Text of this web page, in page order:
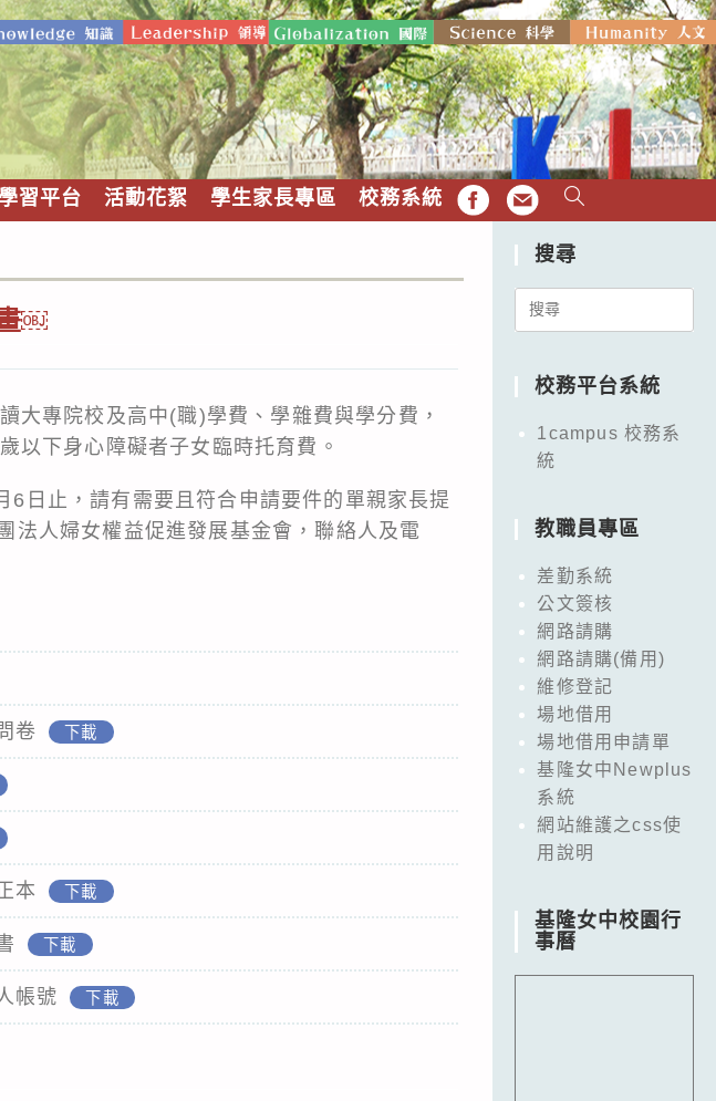
學習平台 活動花絮 學生家長專區 校務系統 FB EMAIL
￼
大專院校及高中(職)學費、學雜費與學分費，
以下身心障礙者子女臨時托育費。
日止，請有需要且符合申請要件的單親家長提
法人婦女權益促進發展基金會，聯絡人及電
卷 下載
本 下載
下載
帳號 下載
搜尋
Search
校務平台系統
1campus 校務系
統
教職員專區
差勤系統
公文簽核
網路請購
網路請購(備用)
維修登記
場地借用
場地借用申請單
基隆女中Newplus
系統
網站維護之css使
用說明
基隆女中校園行
事曆